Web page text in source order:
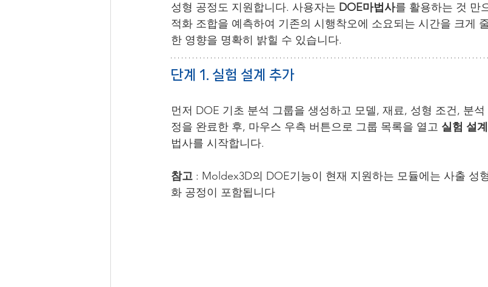
성형 공정도 지원합니다. 사용자는 DOE마법사를 활용하는 것 만
적화 조합을 예측하여 기존의 시행착오에 소요되는 시간을 크게
한 영향을 명확히 밝힐 수 있습니다.
단계 1. 실험 설계 추가
먼저 DOE 기초 분석 그룹을 생성하고 모델, 재료, 성형 조건, 분
정을 완료한 후, 마우스 우측 버튼으로 그룹 목록을 열고 실험 설
법사를 시작합니다.
참고 : Moldex3D의 DOE기능이 현재 지원하는 모듈에는 사출 성
화 공정이 포함됩니다